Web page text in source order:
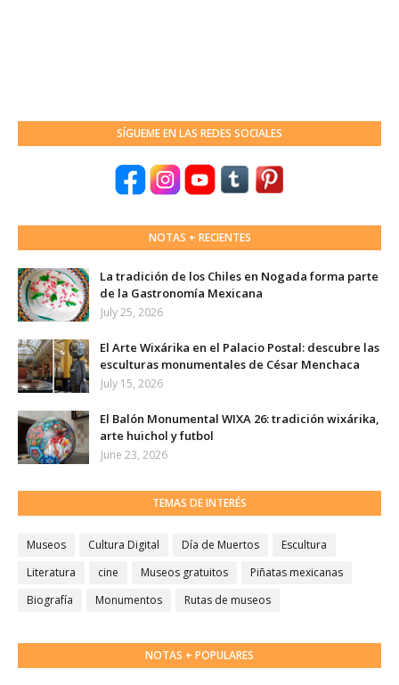
SÍGUEME EN LAS REDES SOCIALES
NOTAS + RECIENTES
La tradición de los Chiles en Nogada forma parte
de la Gastronomía Mexicana
July 25, 2026
El Arte Wixárika en el Palacio Postal: descubre las
esculturas monumentales de César Menchaca
July 15, 2026
El Balón Monumental WIXA 26: tradición wixárika,
arte huichol y futbol
June 23, 2026
TEMAS DE INTERÉS
Museos Cultura Digital Día de Muertos
Escultura
Literatura
cine Museos gratuitos
Piñatas mexicanas
Biografía
Monumentos Rutas de museos
NOTAS + POPULARES